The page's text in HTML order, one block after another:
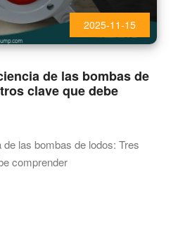
2025-11-15
de las bombas de
clave que debe
las bombas de lodos: Tres
comprender